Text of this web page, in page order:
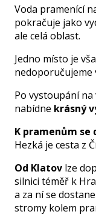
Voda pramenící
pokračuje jako
ale celá oblast.
Jedno místo je
nedoporučujeme
Po vystoupání
nabídne krásný
K pramenům se
Hezká je cesta z
Od Klatovlze
silnici téměř k
a za ní se
stromy kolem